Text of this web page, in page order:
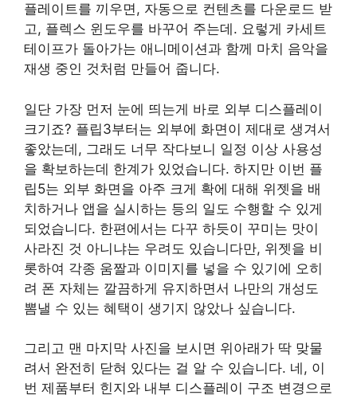
플레이트를 끼우면, 자동으로 컨텐츠를 다운로드 받
고, 플렉스 윈도우를 바꾸어 주는데. 요렇게 카세트
테이프가 돌아가는 애니메이션과 함께 마치 음악을
재생 중인 것처럼 만들어 줍니다.
일단 가장 먼저 눈에 띄는게 바로 외부 디스플레이
크기죠? 플립3부터는 외부에 화면이 제대로 생겨서
좋았는데, 그래도 너무 작다보니 일정 이상 사용성
을 확보하는데 한계가 있었습니다. 하지만 이번 플
립5는 외부 화면을 아주 크게 확에 대해 위젯을 배
치하거나 앱을 실시하는 등의 일도 수행할 수 있게
되었습니다. 한편에서는 다꾸 하듯이 꾸미는 맛이
사라진 것 아니냐는 우려도 있습니다만, 위젯을 비
롯하여 각종 움짤과 이미지를 넣을 수 있기에 오히
려 폰 자체는 깔끔하게 유지하면서 나만의 개성도
뽐낼 수 있는 혜택이 생기지 않았나 싶습니다.
그리고 맨 마지막 사진을 보시면 위아래가 딱 맞물
려서 완전히 닫혀 있다는 걸 알 수 있습니다. 네, 이
번 제품부터 힌지와 내부 디스플레이 구조 변경으로